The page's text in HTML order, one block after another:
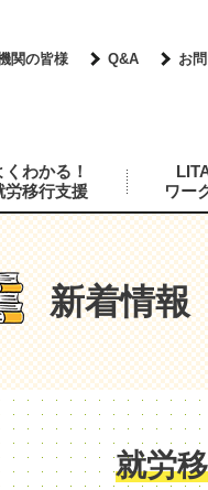
関の皆様 Q&A お
くわかる！
労移行支援
ワー
新着情報
就労